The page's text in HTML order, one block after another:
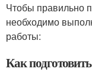
Чтобы правильно
необходимо
работы:
Как